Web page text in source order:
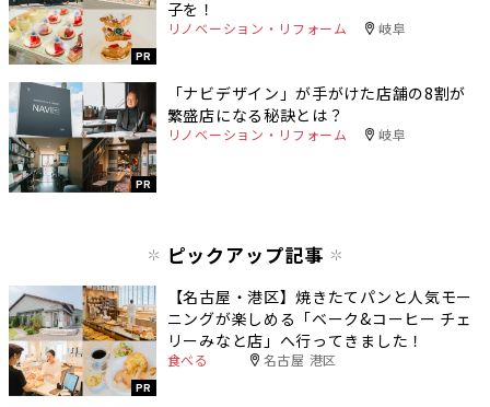
PR
子を！
リノベーション・リフォーム 岐阜
PR
「ナビデザイン」が手がけた店舗の8割が
繁盛店になる秘訣とは？
リノベーション・リフォーム 岐阜
ピックアップ記事
PR
【名古屋・港区】焼きたてパンと人気モー
ニングが楽しめる「ベーク&コーヒー チェ
リーみなと店」へ行ってきました！
食べる 名古屋 港区